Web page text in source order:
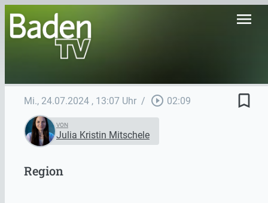
menu
Mi., 24.07.2024 , 13:07 Uhr / play_circle_outline 02:09 bookmark_border
VON
Julia Kristin Mitschele
Region